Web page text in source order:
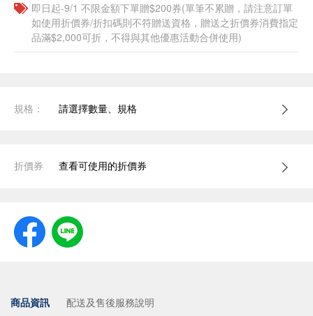
即日起-9/1 不限金額下單贈$200券(單筆不累贈，請注意訂單
如使用折價券/折扣碼則不符贈送資格，贈送之折價券消費指定
品滿$2,000可折，不得與其他優惠活動合併使用)
規格： 請選擇數量、規格
折價券 查看可使用的折價券
商品資訊 配送及售後服務說明